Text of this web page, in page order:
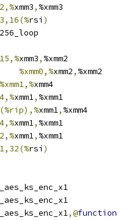
xmm3, %xmm3
rsi )
xmm3, %xmm2
%xmm0,%xmm2, %xmm2
xmm4
xmm1, %xmm1
(%rip),%xmm1, %xmm4
xmm1, %xmm1
xmm1, %xmm1
rsi )
,@function